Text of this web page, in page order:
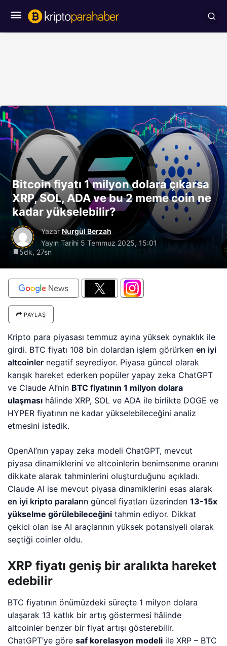
Bitcoin fiyatı 1 milyon dolara çıkarsa
XRP, SOL, ADA ve bu 2 meme coin ne
kadar yükselebilir?
YazarNurgül Berzah
Yayın Tarihi 5 Temmuz 2025, 15:01
5dk, 27sn
PAYLAŞ
Kripto para piyasası temmuz ayına yüksek oynaklık ile
girdi. BTC fiyatı 108 bin dolardan işlem görürkenen iyi
altcoinler negatif seyrediyor. Piyasa güncel olarak
karışık hareket ederken popüler yapay zeka ChatGPT
ve Claude AI’nin BTC fiyatının 1 milyon dolara
ulaşması hâlinde XRP, SOL ve ADA ile birlikte DOGE ve
HYPER fiyatının ne kadar yükselebileceğini analiz
etmesini istedik.
OpenAI’nın yapay zeka modeli ChatGPT, mevcut
piyasa dinamiklerini ve altcoinlerin benimsenme oranını
dikkate alarak tahminlerini oluşturduğunu açıkladı.
Claude AI ise mevcut piyasa dinamiklerini esas alarak
en iyi kripto paraların güncel fiyatları üzerinden13-15x
yükselme görülebileceğini tahmin ediyor. Dikkat
çekici olan ise AI araçlarının yüksek potansiyeli olarak
seçtiği coinler oldu.
XRP fiyatı geniş bir aralıkta hareket
edebilir
BTC fiyatının önümüzdeki süreçte 1 milyon dolara
ulaşarak 13 katlık bir artış göstermesi hâlinde
altcoinler benzer bir fiyat artışı gösterebilir.
ChatGPT’ye göresaf korelasyon modeli ile XRP – BTC